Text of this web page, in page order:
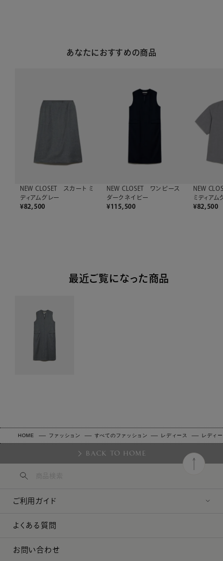
あなたにおすすめの商品
NEW CLOSET スカート ミ
ディアムグレー
¥82,500
NEW CLOSET ワンピース
ダークネイビー
¥115,500
NEW
ミディアム
¥82,500
最近ご覧になった商品
HOME ファッション すべてのファッション レディース レディ
BACK TO HOME
ご利用ガイド
よくある質問
お問い合わせ